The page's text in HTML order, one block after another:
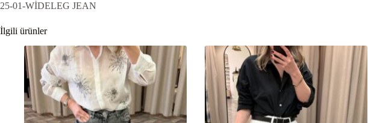
25-01-WİDELEG JEAN
İlgili ürünler